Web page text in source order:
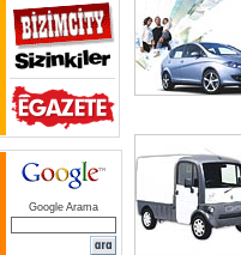
Google Arama